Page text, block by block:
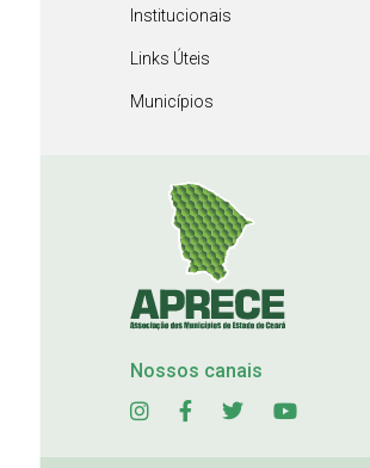
Institucionais
Links Úteis
Municípios
Nossos canais